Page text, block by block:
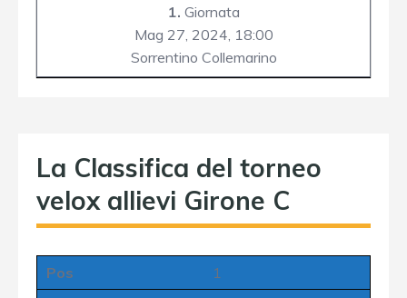
1. Giornata
Mag 27, 2024, 18:00
Sorrentino Collemarino
La Classifica del torneo
velox allievi Girone C
Pos
1